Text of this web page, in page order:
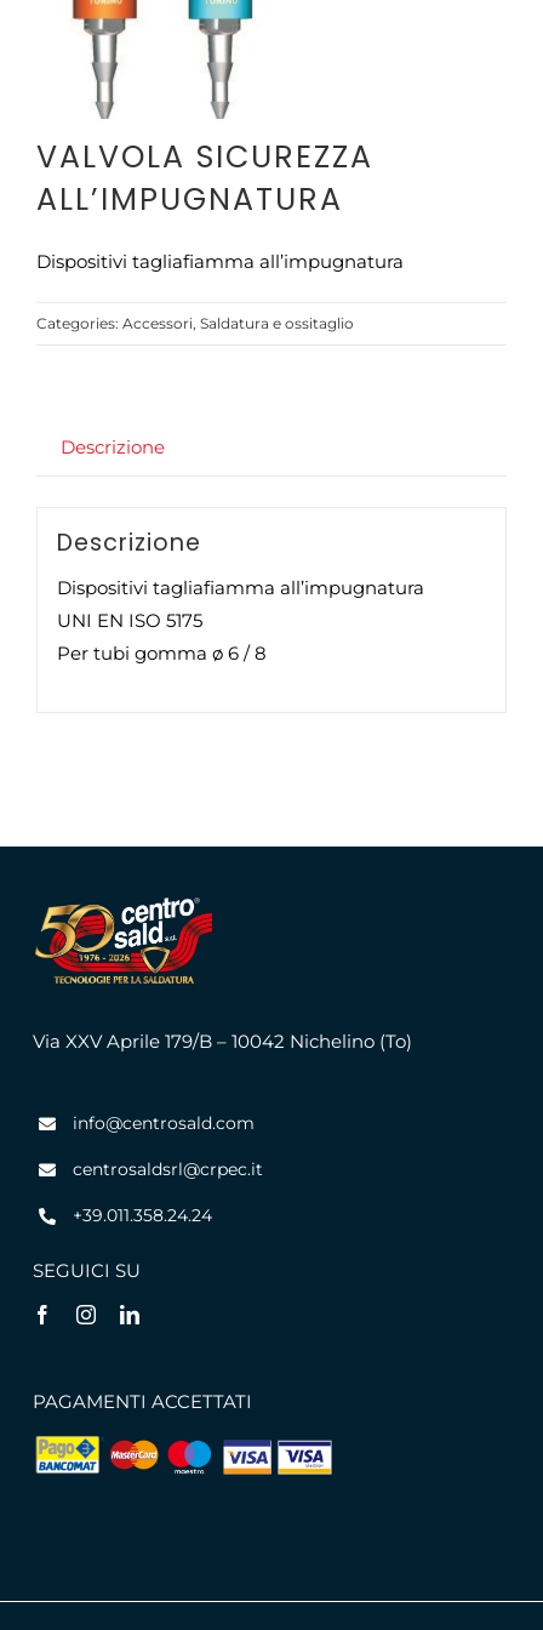
CONTATTI
VALVOLA SICUREZZA
ALL’IMPUGNATURA
Dispositivi tagliafiamma all’impugnatura
Categories: Accessori, Saldatura e ossitaglio
Descrizione
Descrizione
Dispositivi tagliafiamma all’impugnatura
UNI EN ISO 5175
Per tubi gomma ø 6 / 8
Via XXV Aprile 179/B – 10042 Nichelino (To)
info@centrosald.com
centrosaldsrl@crpec.it
+39.011.358.24.24
SEGUICI SU
PAGAMENTI ACCETTATI